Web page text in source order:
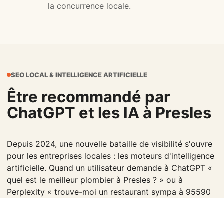
la concurrence locale.
SEO LOCAL & INTELLIGENCE ARTIFICIELLE
Être recommandé par
ChatGPT et les IA à Presles
Depuis 2024, une nouvelle bataille de visibilité s'ouvre
pour les entreprises locales : les moteurs d'intelligence
artificielle. Quand un utilisateur demande à ChatGPT «
quel est le meilleur plombier à Presles ? » ou à
Perplexity « trouve-moi un restaurant sympa à 95590